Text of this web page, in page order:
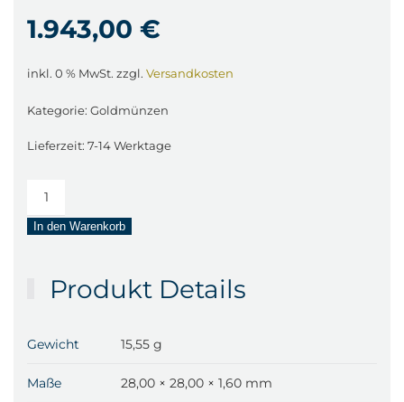
1.943,00 €
inkl. 0 % MwSt. zzgl. Versandkosten
Kategorie: Goldmünzen
Lieferzeit: 7-14 Werktage
Goldmünze
Deutschland
Menge
In den Warenkorb
Produkt Details
Gewicht 15,55 g
Maße 28,00 × 28,00 × 1,60 mm